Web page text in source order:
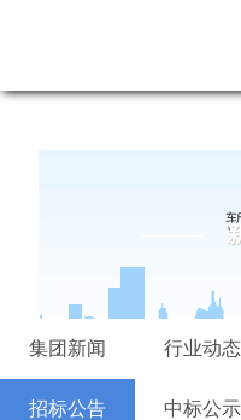
集团新闻 行业动态
招标公告 中标公示